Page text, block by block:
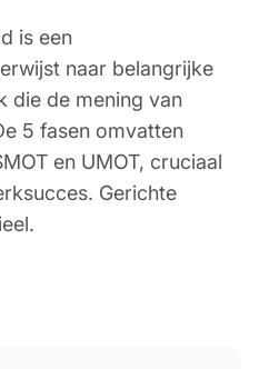
is een
naar belangrijke
die de mening van
5 fasen omvatten
en UMOT, cruciaal
Gerichte